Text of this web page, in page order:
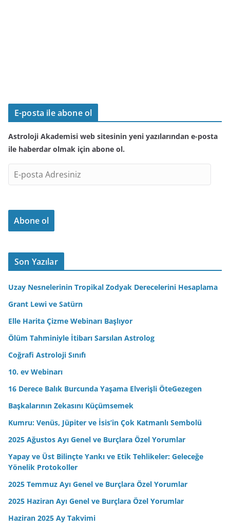
E-posta ile abone ol
Astroloji Akademisi web sitesinin yeni yazılarından e-posta
ile haberdar olmak için abone ol.
-
o
t
d
r
i
n
Abone ol
Son Yazılar
Uzay Nesnelerinin Tropikal Zodyak Derecelerini Hesaplama
Grant Lewi ve Satürn
Elle Harita Çizme Webinarı Başlıyor
Ölüm Tahminiyle İtibarı Sarsılan Astrolog
Coğrafi Astroloji Sınıfı
10. ev Webinarı
16 Derece Balık Burcunda Yaşama Elverişli ÖteGezegen
Başkalarının Zekasını Küçümsemek
Kumru: Venüs, Jüpiter ve İsis’in Çok Katmanlı Sembolü
2025 Ağustos Ayı Genel ve Burçlara Özel Yorumlar
Yapay ve Üst Bilinçte Yankı ve Etik Tehlikeler: Geleceğe
Yönelik Protokoller
2025 Temmuz Ayı Genel ve Burçlara Özel Yorumlar
2025 Haziran Ayı Genel ve Burçlara Özel Yorumlar
Haziran 2025 Ay Takvimi